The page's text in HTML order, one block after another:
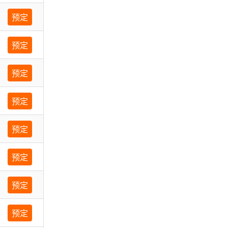
预定
预定
预定
预定
预定
预定
预定
预定